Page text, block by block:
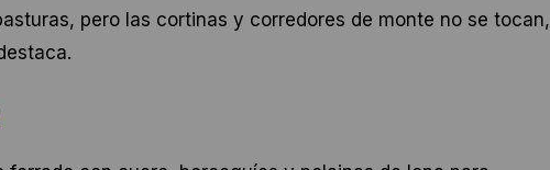
pero las cortinas y corredores de monte no se tocan,